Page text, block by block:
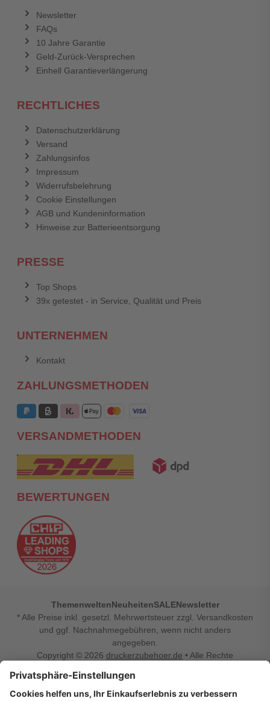
Newsletter
FAQs
10 Jahre Garantie
Geld-Zurück-Versprechen
Einhell Garantieverlängerung
RECHTLICHES
Datenschutzerklärung
Versand
Zahlungsinfos
Impressum
Widerrufsbelehrung
Cookie Einstellungen
AGB und Kundeninformation
Hinweise zur Batterieentsorgung
PRESSE
Top Shops
39x getestet - in Service, Qualität und Preis
UNTERNEHMEN
Kontakt
ZAHLUNGSMETHODEN
VERSANDMETHODEN
BEWERTUNGEN
ThemenweltenNeuheitenSALENewsletter
* Alle Preise inkl. gesetzl. Mehrwertsteuer zzgl. Versandkosten
und ggf. Nachnahmegebühren, wenn nicht anders
angegeben.
Copyright © 2026 druckerzubehoer.de • Alle Rechte
Vertrag widerrufen
Druckerzubehoer.de – preiswerte Qualität für Ihr Office